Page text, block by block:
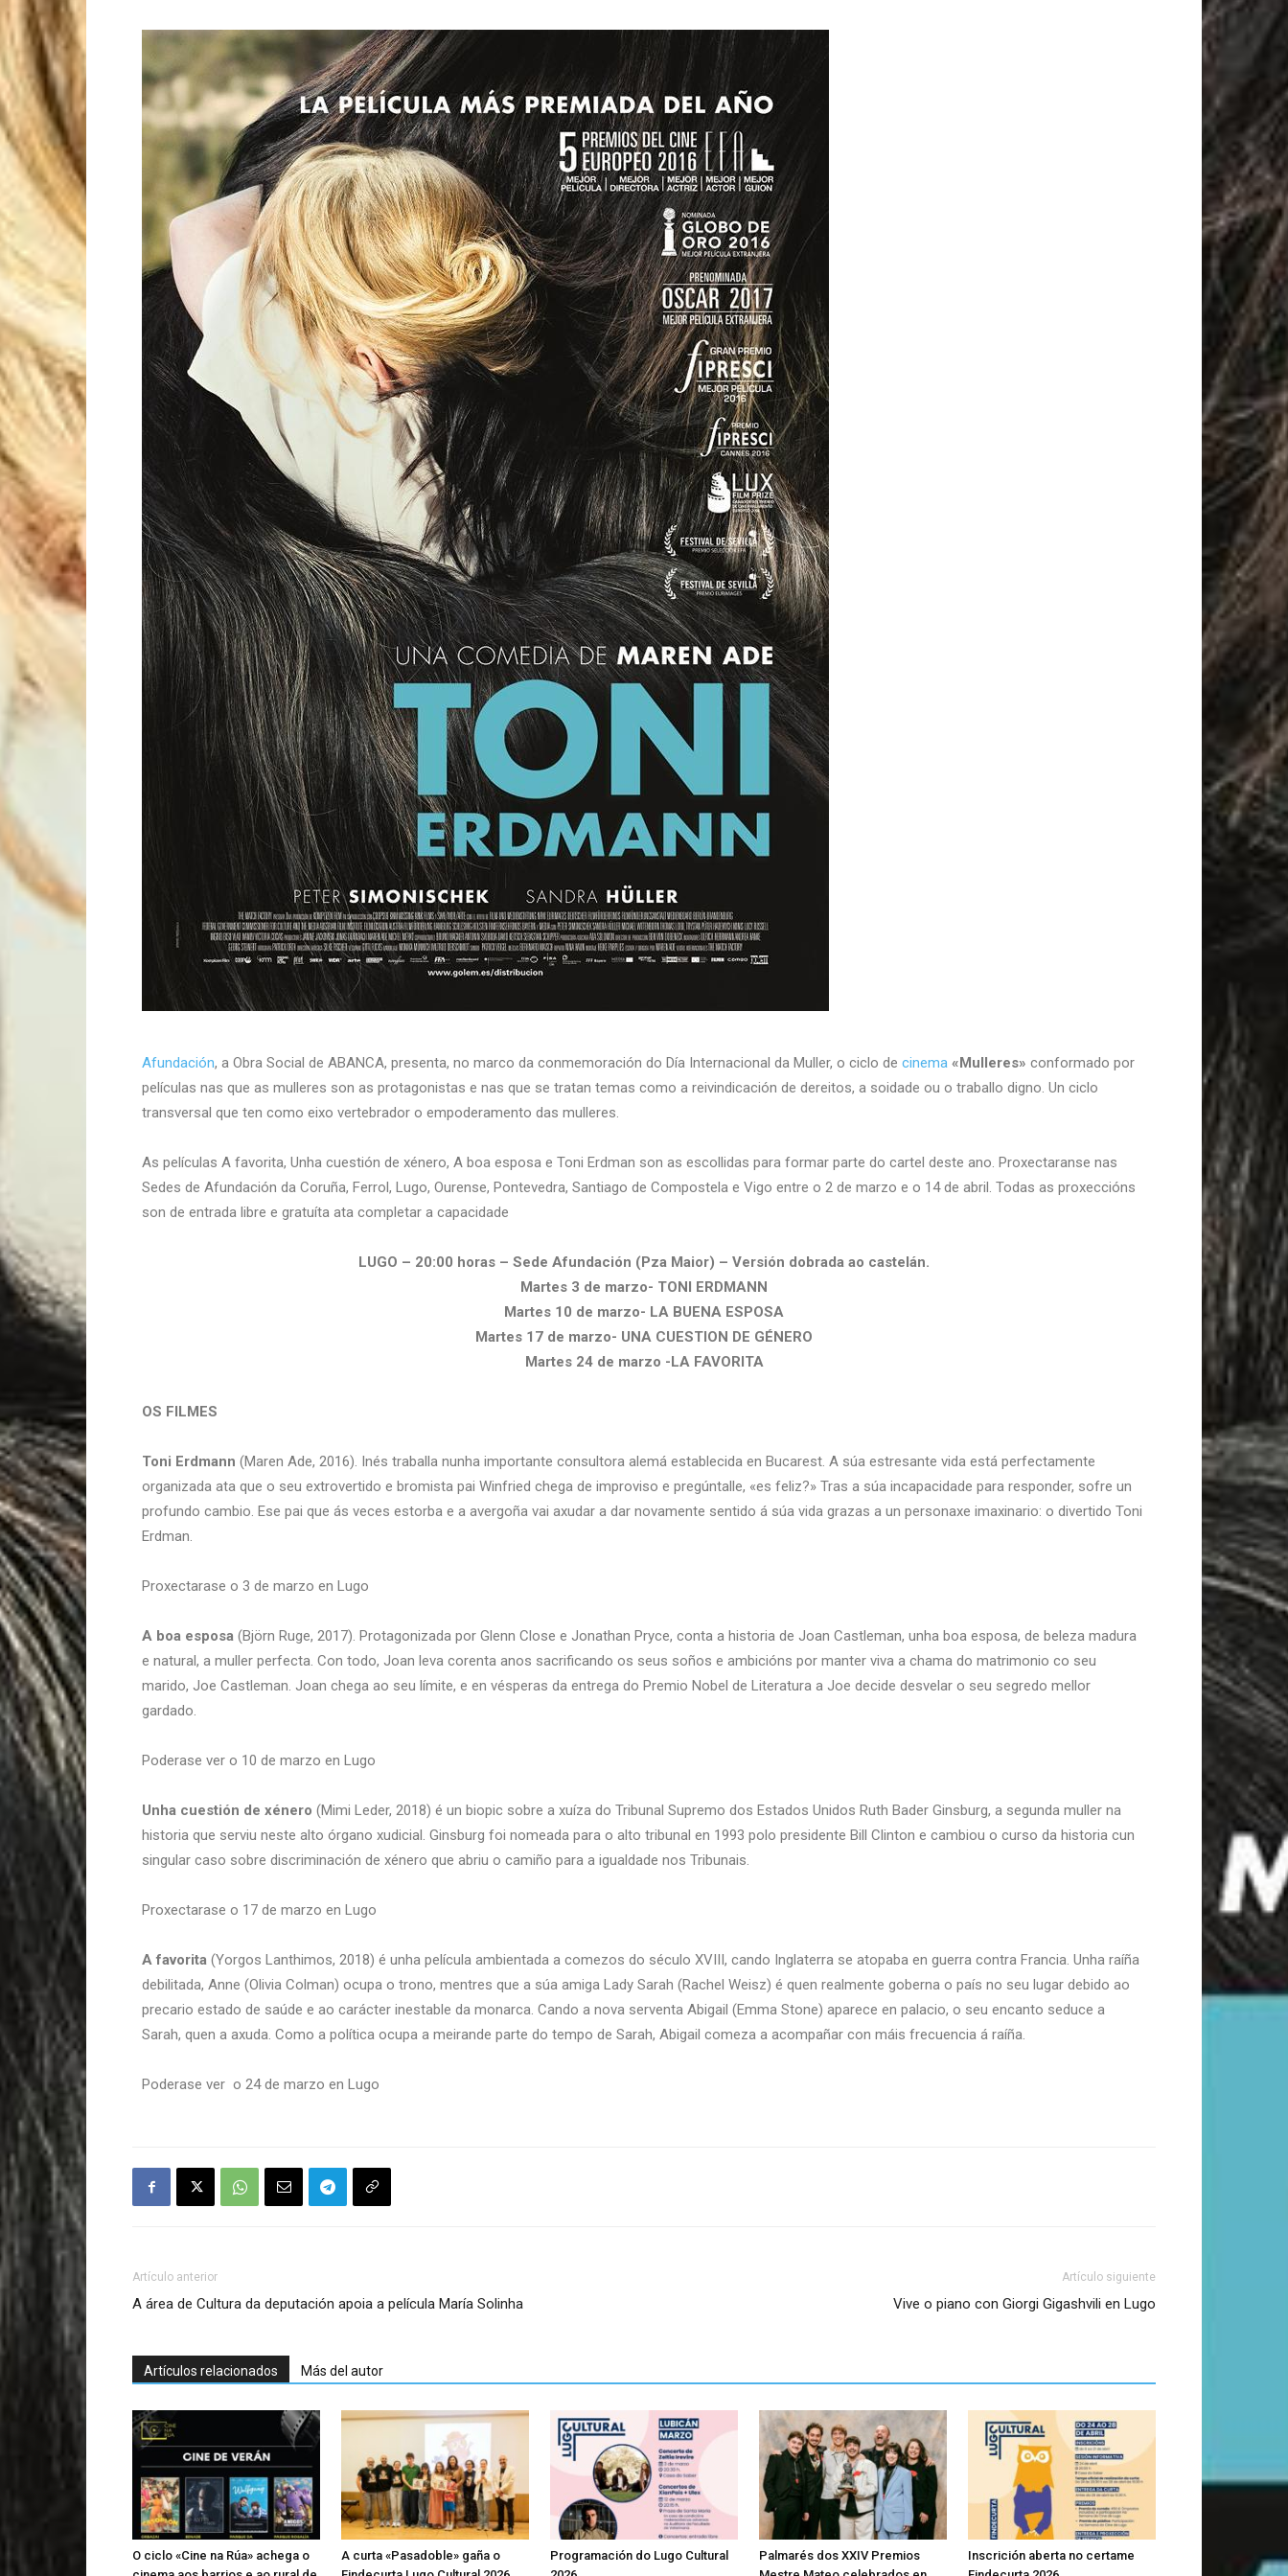
Afundación, a Obra Social de ABANCA, presenta, no marco da conmemoración do Día Internacional da Muller, o ciclo de cinema «Mulleres» conformado por
películas nas que as mulleres son as protagonistas e nas que se tratan temas como a reivindicación de dereitos, a soidade ou o traballo digno. Un ciclo
transversal que ten como eixo vertebrador o empoderamento das mulleres.
As películas A favorita, Unha cuestión de xénero, A boa esposa e Toni Erdman son as escollidas para formar parte do cartel deste ano. Proxectaranse nas
Sedes de Afundación da Coruña, Ferrol, Lugo, Ourense, Pontevedra, Santiago de Compostela e Vigo entre o 2 de marzo e o 14 de abril. Todas as proxeccións
son de entrada libre e gratuíta ata completar a capacidade
LUGO – 20:00 horas – Sede Afundación (Pza Maior) – Versión dobrada ao castelán.
Martes 3 de marzo- TONI ERDMANN
Martes 10 de marzo- LA BUENA ESPOSA
Martes 17 de marzo- UNA CUESTION DE GÉNERO
Martes 24 de marzo -LA FAVORITA
OS FILMES
Toni Erdmann (Maren Ade, 2016). Inés traballa nunha importante consultora alemá establecida en Bucarest. A súa estresante vida está perfectamente
organizada ata que o seu extrovertido e bromista pai Winfried chega de improviso e pregúntalle, «es feliz?» Tras a súa incapacidade para responder, sofre un
profundo cambio. Ese pai que ás veces estorba e a avergoña vai axudar a dar novamente sentido á súa vida grazas a un personaxe imaxinario: o divertido Toni
Erdman.
Proxectarase o 3 de marzo en Lugo
A boa esposa (Björn Ruge, 2017). Protagonizada por Glenn Close e Jonathan Pryce, conta a historia de Joan Castleman, unha boa esposa, de beleza madura
e natural, a muller perfecta. Con todo, Joan leva corenta anos sacrificando os seus soños e ambicións por manter viva a chama do matrimonio co seu
marido, Joe Castleman. Joan chega ao seu límite, e en vésperas da entrega do Premio Nobel de Literatura a Joe decide desvelar o seu segredo mellor
gardado.
Poderase ver o 10 de marzo en Lugo
Unha cuestión de xénero (Mimi Leder, 2018) é un biopic sobre a xuíza do Tribunal Supremo dos Estados Unidos Ruth Bader Ginsburg, a segunda muller na
historia que serviu neste alto órgano xudicial. Ginsburg foi nomeada para o alto tribunal en 1993 polo presidente Bill Clinton e cambiou o curso da historia cun
singular caso sobre discriminación de xénero que abriu o camiño para a igualdade nos Tribunais.
Proxectarase o 17 de marzo en Lugo
A favorita (Yorgos Lanthimos, 2018) é unha película ambientada a comezos do século XVIII, cando Inglaterra se atopaba en guerra contra Francia. Unha raíña
debilitada, Anne (Olivia Colman) ocupa o trono, mentres que a súa amiga Lady Sarah (Rachel Weisz) é quen realmente goberna o país no seu lugar debido ao
precario estado de saúde e ao carácter inestable da monarca. Cando a nova serventa Abigail (Emma Stone) aparece en palacio, o seu encanto seduce a
Sarah, quen a axuda. Como a política ocupa a meirande parte do tempo de Sarah, Abigail comeza a acompañar con máis frecuencia á raíña.
Poderase ver o 24 de marzo en Lugo
Artículo anterior
A área de Cultura da deputación apoia a película María Solinha
Artículo siguiente
Vive o piano con Giorgi Gigashvili en Lugo
Artículos relacionados Más del autor
O ciclo «Cine na Rúa» achega o
A curta «Pasadoble» gaña o
Programación do Lugo Cultural
Palmarés dos XXIV Premios
Inscrición aberta no certame